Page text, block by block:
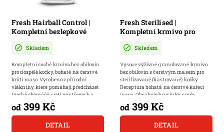
Fresh Hairball Control |
Kompletní bezlepkové
masemSkladem
od 399 Kč
DETAIL
Kompletní suché krmivo bez obilovin
pro dospělé kočky, bohaté na čerstvé
krůtí maso. Vyrobeno z přírodní
vlákniny, které pomáhají předcházet
tvorbě chomáčů srsti ve střevech a...
Fresh Sterilised |
Kompletní krmivo pro
čerstvým masem
Skladem
od 399 Kč
DETAIL
Vysoce výživné granulované krmivo
bez obilovin s čerstvým masem pro
sterilizované (kastrované) kočky.
Receptura bohatá na čerstvé kuřecí
maso. Obsahuje brusinky, směs
zeleniny,...